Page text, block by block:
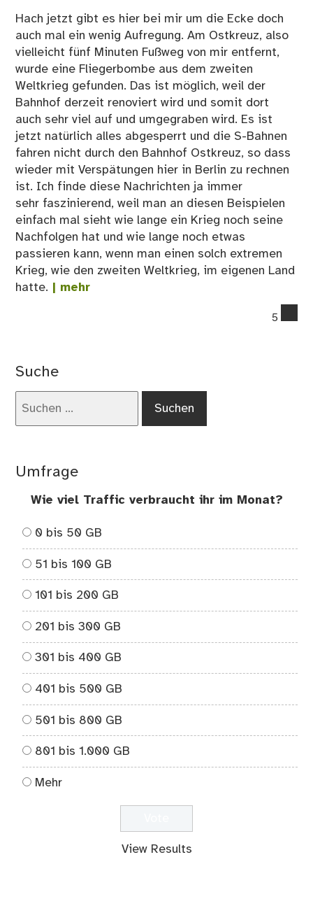
Hach jetzt gibt es hier bei mir um die Ecke doch
auch mal ein wenig Aufregung. Am Ostkreuz, also
vielleicht fünf Minuten Fußweg von mir entfernt,
wurde eine Fliegerbombe aus dem zweiten
Weltkrieg gefunden. Das ist möglich, weil der
Bahnhof derzeit renoviert wird und somit dort
auch sehr viel auf und umgegraben wird. Es ist
jetzt natürlich alles abgesperrt und die S-Bahnen
fahren nicht durch den Bahnhof Ostkreuz, so dass
wieder mit Verspätungen hier in Berlin zu rechnen
ist. Ich finde diese Nachrichten ja immer
sehr faszinierend, weil man an diesen Beispielen
einfach mal sieht wie lange ein Krieg noch seine
Nachfolgen hat und wie lange noch etwas
passieren kann, wenn man einen solch extremen
Krieg, wie den zweiten Weltkrieg, im eigenen Land
hatte. | mehr
5
Suche
Umfrage
Wie viel Traffic verbraucht ihr im Monat?
0 bis 50 GB
51 bis 100 GB
101 bis 200 GB
201 bis 300 GB
301 bis 400 GB
401 bis 500 GB
501 bis 800 GB
801 bis 1.000 GB
Mehr
View Results